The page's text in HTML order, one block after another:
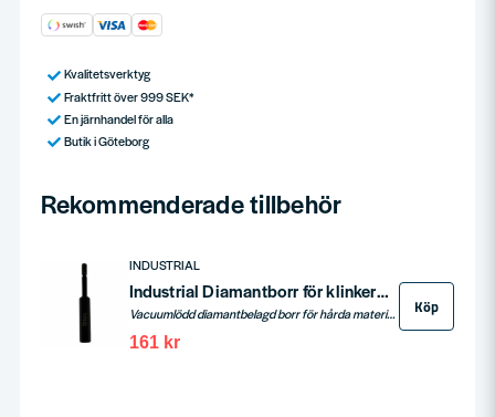
Kvalitetsverktyg
Fraktfritt över 999 SEK*
En järnhandel för alla
Butik i Göteborg
Rekommenderade tillbehör
INDUSTRIAL
Industrial Diamantborr för klinkers, granit 5-12mm Insex
Vacuumlödd diamantbelagd borr för hårda material som klinkers, granit, natursten och komposit. Vaxfylld för bättre smörjning vid torrborrning.
161 kr
Köp